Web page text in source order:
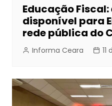
Educação
disponível para
rede pública do
Informa Ceara